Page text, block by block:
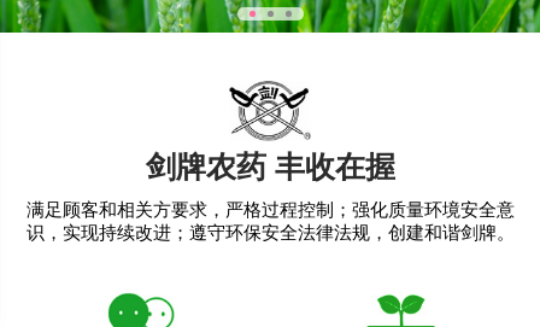
剑牌农药 丰收在握
满足顾客和相关方要求，严格过程控制；强化质量环境安全意
识，实现持续改进；遵守环保安全法律法规，创建和谐剑牌。